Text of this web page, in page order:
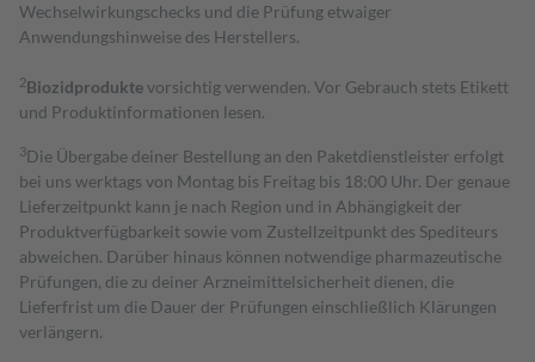
Wechselwirkungschecks und die Prüfung etwaiger
Anwendungshinweise des Herstellers.
2Biozidproduktevorsichtig verwenden. Vor Gebrauch stets Etikett
und Produktinformationen lesen.
3Die Übergabe deiner Bestellung an den Paketdienstleister erfolgt
bei uns werktags von Montag bis Freitag bis 18:00 Uhr. Der genaue
Lieferzeitpunkt kann je nach Region und in Abhängigkeit der
Produktverfügbarkeit sowie vom Zustellzeitpunkt des Spediteurs
abweichen. Darüber hinaus können notwendige pharmazeutische
Prüfungen, die zu deiner Arzneimittelsicherheit dienen, die
Lieferfrist um die Dauer der Prüfungen einschließlich Klärungen
verlängern.